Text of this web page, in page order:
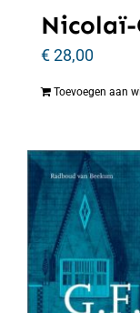
€28,00
Toevoegen aan